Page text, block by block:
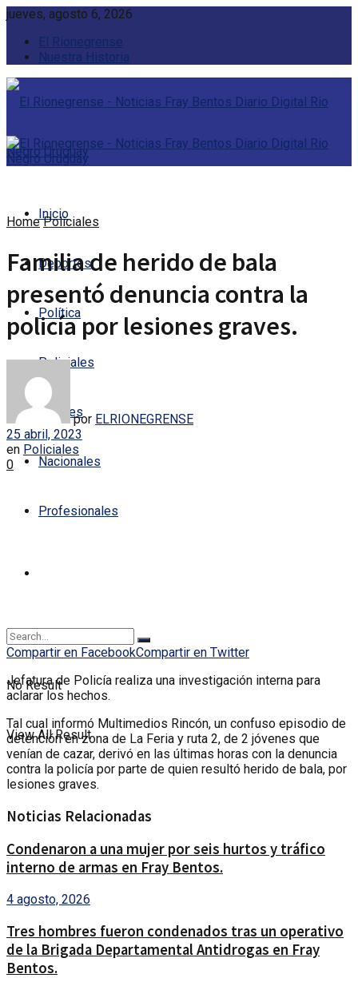
jueves, agosto 6, 2026
El Rionegrense
Nuestra Historia
Inicio
Deportes
Política
Policiales
Locales
Nacionales
Profesionales
No Result
View All Result
Home Policiales
Familia de herido de bala
presentó denuncia contra la
policía por lesiones graves.
por ELRIONEGRENSE
25 abril, 2023
en Policiales
0
Compartir en FacebookCompartir en Twitter
Jefatura de Policía realiza una investigación interna para
aclarar los hechos.
Tal cual informó Multimedios Rincón, un confuso episodio de
detención en zona de La Feria y ruta 2, de 2 jóvenes que
venían de cazar, derivó en las últimas horas con la denuncia
contra la policía por parte de quien resultó herido de bala, por
lesiones graves.
Noticias Relacionadas
Condenaron a una mujer por seis hurtos y tráfico
interno de armas en Fray Bentos.
4 agosto, 2026
Tres hombres fueron condenados tras un operativo
de la Brigada Departamental Antidrogas en Fray
Bentos.